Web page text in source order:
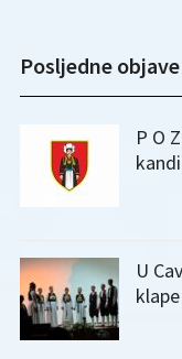
Posljedne objave
P O
U